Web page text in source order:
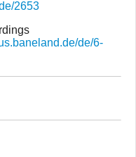
2653
de/6-